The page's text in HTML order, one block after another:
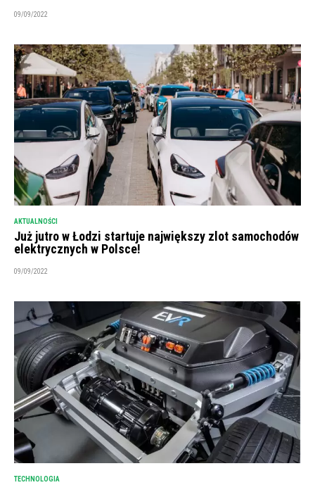
09/09/2022
AKTUALNOŚCI
Już jutro w Łodzi startuje największy zlot samochodów
elektrycznych w Polsce!
09/09/2022
TECHNOLOGIA